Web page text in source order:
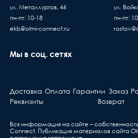
ул. Металлургов, 46
пн-пт: 10-18
ekb@olmi-connect.ru
ул.
пн-пт:
Мы в соц. сетях
Доставка Оплата Гарантии Заказ
Реквизиты
Возврат
Вся информация на сайте –
Сonnect. Публикация материалов сайта